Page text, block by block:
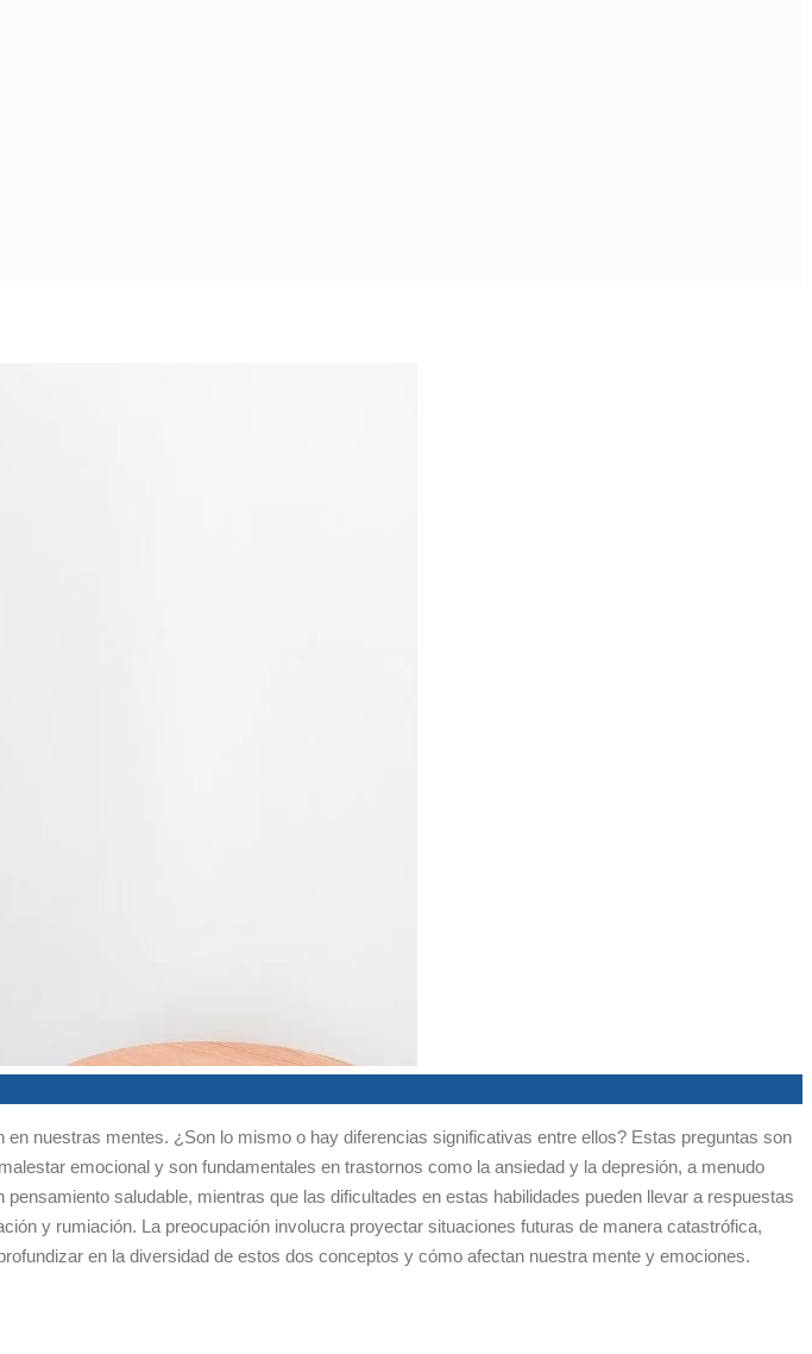
nuestras mentes. ¿Son lo mismo o hay diferencias significativas entre ellos? Estas preguntas son
emocional y son fundamentales en trastornos como la ansiedad y la depresión, a menudo
saludable, mientras que las dificultades en estas habilidades pueden llevar a respuestas
y rumiación. La preocupación involucra proyectar situaciones futuras de manera catastrófica,
en la diversidad de estos dos conceptos y cómo afectan nuestra mente y emociones.